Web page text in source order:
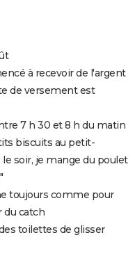
à recevoir de l'argent
de versement est
7 h 30 et 8 h du matin
biscuits au petit-
soir, je mange du poulet
toujours comme pour
du catch
toilettes de glisser